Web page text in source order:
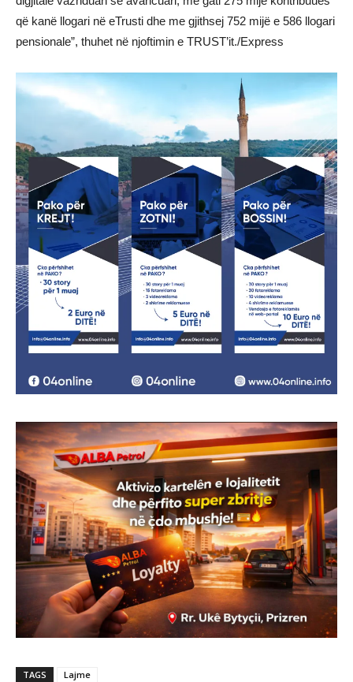
që kanë llogari në eTrusti dhe me gjithsej 752 mijë e 586 llogari
pensionale”, thuhet në njoftimin e TRUST’it./Express
TAGS Lajme